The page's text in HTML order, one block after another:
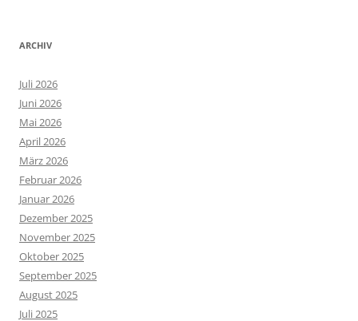
ARCHIV
Juli 2026
Juni 2026
Mai 2026
April 2026
März 2026
Februar 2026
Januar 2026
Dezember 2025
November 2025
Oktober 2025
September 2025
August 2025
Juli 2025